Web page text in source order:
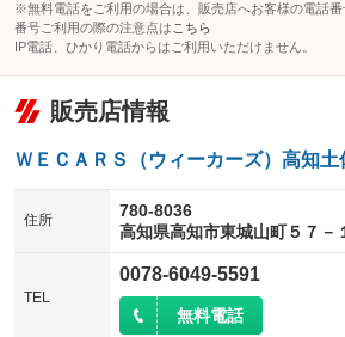
※無料電話をご利用の場合は、販売店へお客様の電話
番号ご利用の際の注意点は こちら
IP電話、ひかり電話からはご利用いただけません。
販売店情報
ＷＥＣＡＲＳ（ウィーカーズ）高知土
住所
780-8036
高知県高知市東城山町５７－
TEL
0078-6049-5591
無料電話